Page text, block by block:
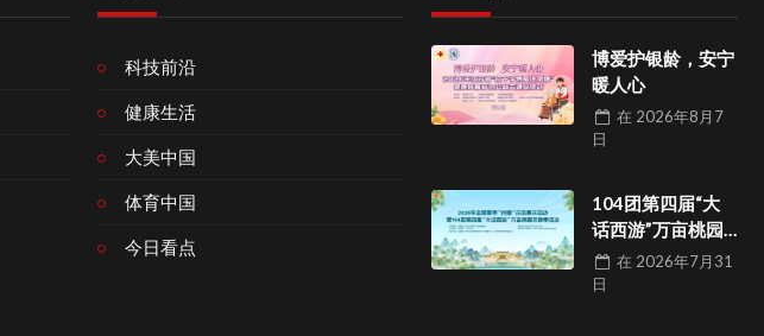
科技前沿
健康生活
大美中国
体育中国
今日看点
博爱护银龄，安宁
暖人心
在 2026年8月7
日
104团第四届“大
话西游”万亩桃园
采摘季活动
在 2026年7月31
日